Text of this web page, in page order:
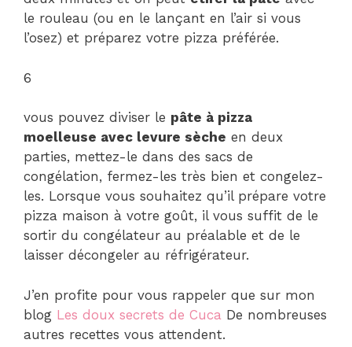
le rouleau (ou en le lançant en l’air si vous
l’osez) et préparez votre pizza préférée.
6
vous pouvez diviser le pâte à pizza
moelleuse avec levure sèche en deux
parties, mettez-le dans des sacs de
congélation, fermez-les très bien et congelez-
les. Lorsque vous souhaitez qu’il prépare votre
pizza maison à votre goût, il vous suffit de le
sortir du congélateur au préalable et de le
laisser décongeler au réfrigérateur.
J’en profite pour vous rappeler que sur mon
blog Les doux secrets de Cuca De nombreuses
autres recettes vous attendent.